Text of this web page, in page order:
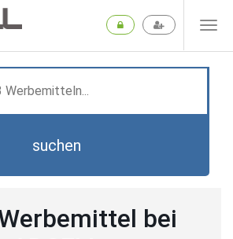
suchen
bei